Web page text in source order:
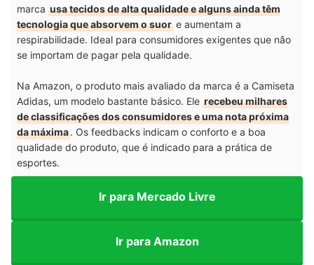
marca usa tecidos de alta qualidade e alguns ainda têm
tecnologia que absorvem o suor e aumentam a
respirabilidade. Ideal para consumidores exigentes que não
se importam de pagar pela qualidade.
Na Amazon, o produto mais avaliado da marca é a Camiseta
Adidas, um modelo bastante básico. Ele recebeu milhares
de classificações dos consumidores e uma nota próxima
da máxima. Os feedbacks indicam o conforto e a boa
qualidade do produto, que é indicado para a prática de
esportes.
Ir para Mercado Livre
Ir para Amazon